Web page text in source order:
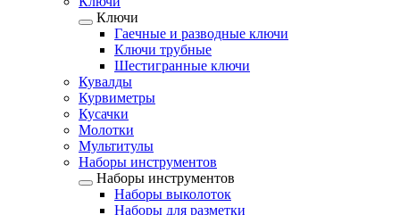
Ключи
Гаечные и разводные ключи
Ключи трубные
Шестигранные ключи
Кувалды
Курвиметры
Кусачки
Молотки
Мультитулы
Наборы инструментов
Наборы инструментов
Наборы выколоток
Наборы для разметки